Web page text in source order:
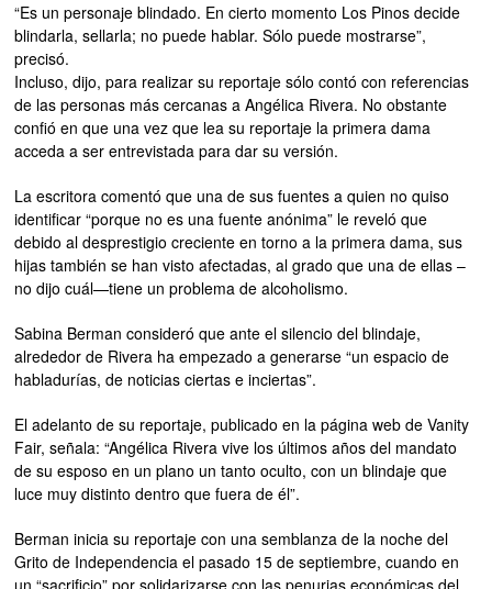
“Es un personaje blindado. En cierto momento Los Pinos decide
blindarla, sellarla; no puede hablar. Sólo puede mostrarse”,
precisó.
Incluso, dijo, para realizar su reportaje sólo contó con referencias
de las personas más cercanas a Angélica Rivera. No obstante
confió en que una vez que lea su reportaje la primera dama
acceda a ser entrevistada para dar su versión.
La escritora comentó que una de sus fuentes a quien no quiso
identificar “porque no es una fuente anónima” le reveló que
debido al desprestigio creciente en torno a la primera dama, sus
hijas también se han visto afectadas, al grado que una de ellas –
no dijo cuál—tiene un problema de alcoholismo.
Sabina Berman consideró que ante el silencio del blindaje,
alrededor de Rivera ha empezado a generarse “un espacio de
habladurías, de noticias ciertas e inciertas”.
El adelanto de su reportaje, publicado en la página web de Vanity
Fair, señala: “Angélica Rivera vive los últimos años del mandato
de su esposo en un plano un tanto oculto, con un blindaje que
luce muy distinto dentro que fuera de él”.
Berman inicia su reportaje con una semblanza de la noche del
Grito de Independencia el pasado 15 de septiembre, cuando en
un “sacrificio” por solidarizarse con las penurias económicas del